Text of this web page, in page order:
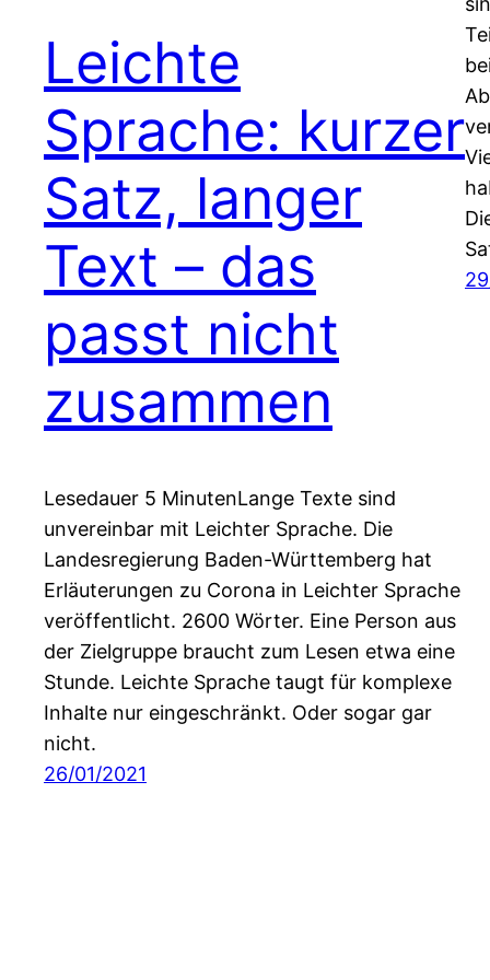
Leichte
Sprache: kurzer
Satz, langer
Text – das
passt nicht
zusammen
Lesedauer 5 MinutenLange Texte sind
unvereinbar mit Leichter Sprache. Die
Landesregierung Baden-Württemberg hat
Erläuterungen zu Corona in Leichter Sprache
veröffentlicht. 2600 Wörter. Eine Person aus
der Zielgruppe braucht zum Lesen etwa eine
Stunde. Leichte Sprache taugt für komplexe
Inhalte nur eingeschränkt. Oder sogar gar
nicht.
26/01/2021